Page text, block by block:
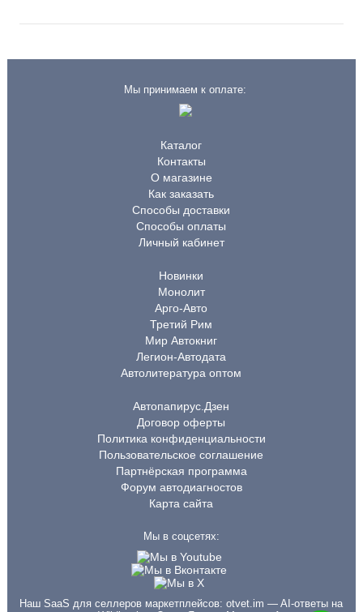
Мы принимаем к оплате:
Каталог
Контакты
О магазине
Как заказать
Способы доставки
Способы оплаты
Личный кабинет
Новинки
Монолит
Арго-Авто
Третий Рим
Мир Автокниг
Легион-Автодата
Автолитература оптом
Автопапирус.Дзен
Договор оферты
Политика конфиденциальности
Пользовательское соглашение
Партнёрская программа
Форум автодиагностов
Карта сайта
Мы в соцсетях:
Наш SaaS для селлеров маркетплейсов:otvet.im — AI-ответы на